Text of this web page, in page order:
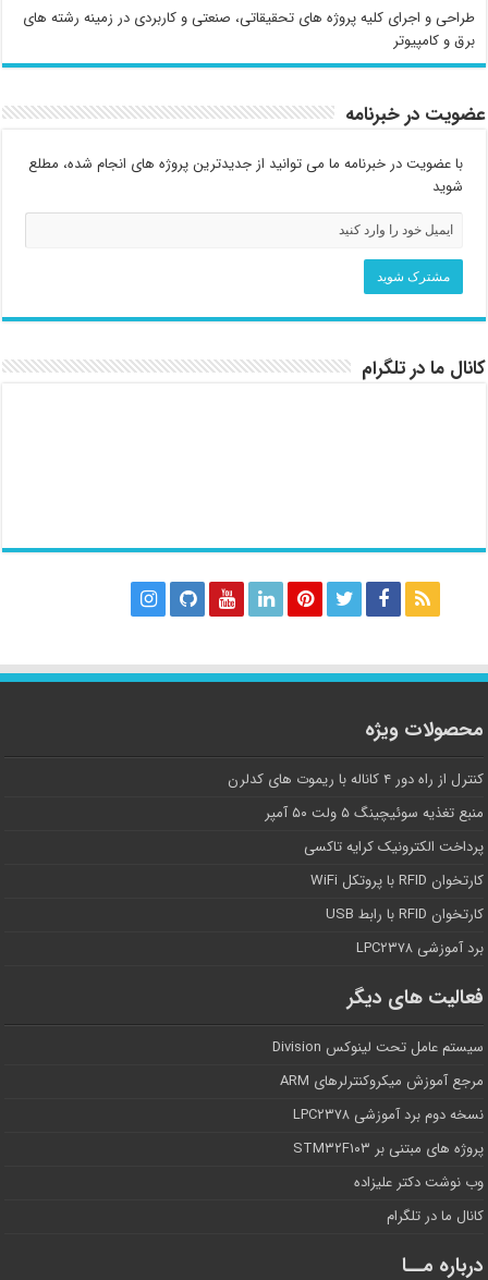
طراحی و اجرای کلیه پروژه های تحقیقاتی، صنعتی و کاربردی در زمینه رشته های
برق و کامپیوتر
عضویت در خبرنامه
با عضویت در خبرنامه ما می توانید از جدیدترین پروژه های انجام شده، مطلع
شوید
کانال ما در تلگرام
محصولات ویژه
کنترل از راه دور ۴ کاناله با ریموت های کدلرن
منبع تغذیه سوئیچینگ ۵ ولت ۵۰ آمپر
پرداخت الکترونیک کرایه تاکسی
کارتخوان RFID با پروتکل WiFi
کارتخوان RFID با رابط USB
برد آموزشی LPC۲۳۷۸
فعالیت های دیگر
سیستم عامل تحت لینوکس Division
مرجع آموزش میکروکنترلرهای ARM
نسخه دوم برد آموزشی LPC۲۳۷۸
پروژه های مبتنی بر STM۳۲F۱۰۳
وب نوشت دکتر علیزاده
کانال ما در تلگرام
درباره مــا